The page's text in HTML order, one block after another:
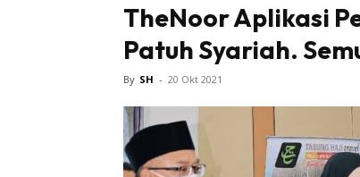
TheNoor Aplikasi
Patuh Syariah.
By SH - 20 Okt 2021